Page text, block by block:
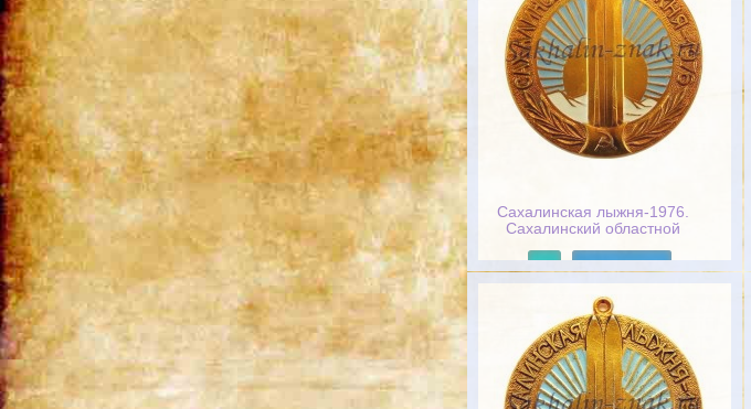
Сахалинская лыжня-1976.
Сахалинский областной